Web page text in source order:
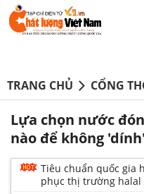
TRANG CHỦ CỔNG
Lựa chọn nước
nào để không
Tiêu chuẩn quốc gia
phục thị trường halal